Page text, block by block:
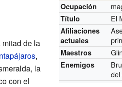
Ocupación
Título El
Afiliaciones
actuales
Maestros
Enemigos
del
de la
,
la
con el